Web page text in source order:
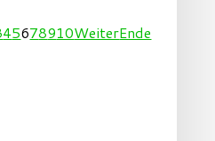
45678910WeiterEnde